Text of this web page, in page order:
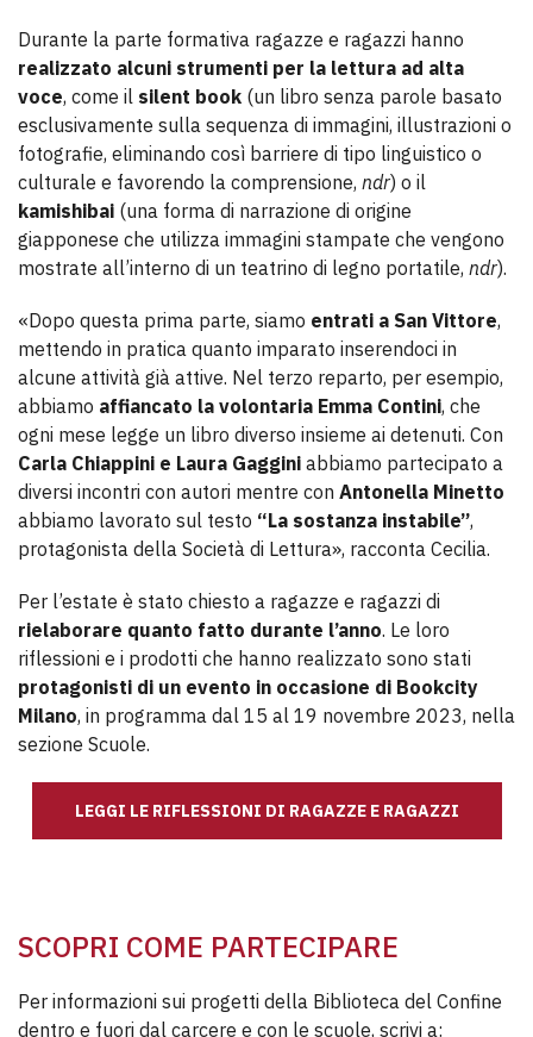
Durante la parte formativa ragazze e ragazzi hanno
realizzato alcuni strumenti per la lettura ad alta
voce, come il silent book (un libro senza parole basato
esclusivamente sulla sequenza di immagini, illustrazioni o
fotografie, eliminando così barriere di tipo linguistico o
culturale e favorendo la comprensione, ndr) o il
kamishibai (una forma di narrazione di origine
giapponese che utilizza immagini stampate che vengono
mostrate all’interno di un teatrino di legno portatile, ndr).
«Dopo questa prima parte, siamo entrati a San Vittore,
mettendo in pratica quanto imparato inserendoci in
alcune attività già attive. Nel terzo reparto, per esempio,
abbiamo affiancato la volontaria Emma Contini, che
ogni mese legge un libro diverso insieme ai detenuti. Con
Carla Chiappini e Laura Gaggini abbiamo partecipato a
diversi incontri con autori mentre con Antonella Minetto
abbiamo lavorato sul testo “La sostanza instabile”,
protagonista della Società di Lettura», racconta Cecilia.
Per l’estate è stato chiesto a ragazze e ragazzi di
rielaborare quanto fatto durante l’anno. Le loro
riflessioni e i prodotti che hanno realizzato sono stati
protagonisti di un evento in occasione di Bookcity
Milano, in programma dal 15 al 19 novembre 2023, nella
sezione Scuole.
LEGGI LE RIFLESSIONI DI RAGAZZE E RAGAZZI
SCOPRI COME PARTECIPARE
Per informazioni sui progetti della Biblioteca del Confine
dentro e fuori dal carcere e con le scuole, scrivi a: